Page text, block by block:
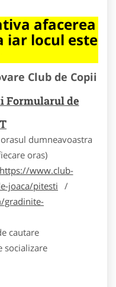
afacerea
iar locul este
Club de Copii
Formularul de
dumneavoastra
oras)
https://www.club-
joaca/pitesti /
gradinite-
cautare
socializare